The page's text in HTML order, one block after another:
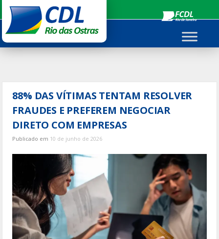
para
conteúdo
88% DAS VÍTIMAS TENTAM RESOLVER
FRAUDES E PREFEREM NEGOCIAR
DIRETO COM EMPRESAS
Publicado em 10 de junho de 2026